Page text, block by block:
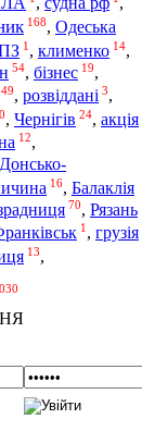
168, Одеська
1 , клименко 14,
54, бізнес 19,
49, розвіддані 3,
, Чернігів 24, акція
12,
Донсько-
16, Балаклія
70, Рязань
1 , грузія
13,